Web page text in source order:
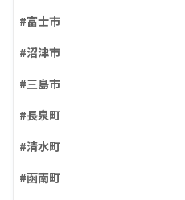
#富士市
#沼津市
#三島市
#長泉町
#清水町
#函南町